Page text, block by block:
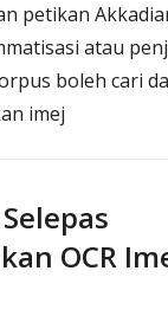
petikan
atau
boleh cari
imej
OCR